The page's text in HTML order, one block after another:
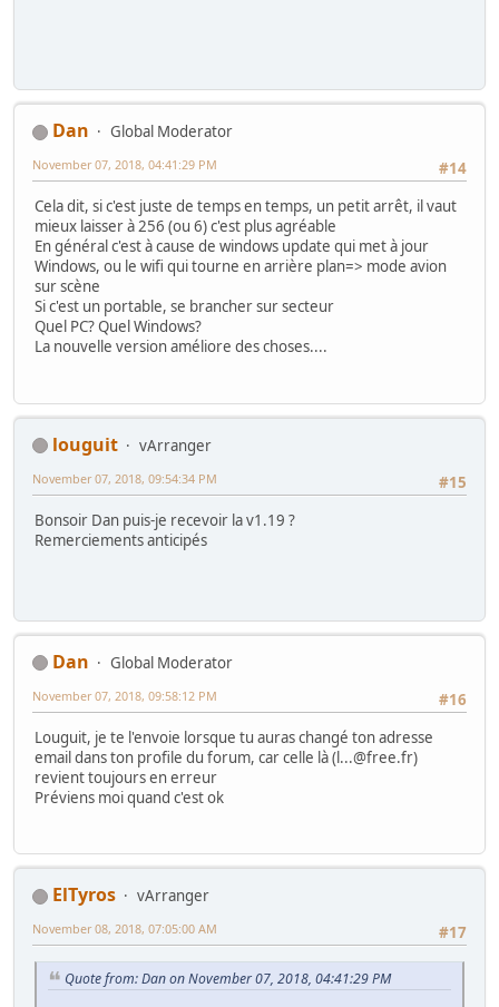
Dan
Global Moderator
#14
November 07, 2018, 04:41:29 PM
Cela dit, si c'est juste de temps en temps, un petit arrêt, il vaut
mieux laisser à 256 (ou 6) c'est plus agréable
En général c'est à cause de windows update qui met à jour
Windows, ou le wifi qui tourne en arrière plan=> mode avion
sur scène
Si c'est un portable, se brancher sur secteur
Quel PC? Quel Windows?
La nouvelle version améliore des choses....
louguit
vArranger
#15
November 07, 2018, 09:54:34 PM
Bonsoir Dan puis-je recevoir la v1.19 ?
Remerciements anticipés
Dan
Global Moderator
#16
November 07, 2018, 09:58:12 PM
Louguit, je te l'envoie lorsque tu auras changé ton adresse
email dans ton profile du forum, car celle là (l...@free.fr)
revient toujours en erreur
Préviens moi quand c'est ok
ElTyros
vArranger
#17
November 08, 2018, 07:05:00 AM
Quote from: Dan on November 07, 2018, 04:41:29 PM